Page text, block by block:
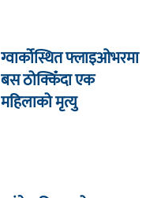
ग्वार्कोस्थित फ्लाइओभरमा
बस ठोक्किँदा एक
महिलाको मृत्यु